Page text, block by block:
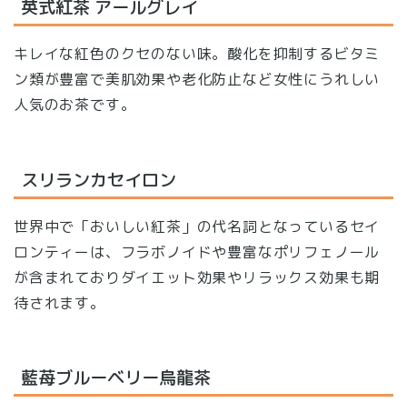
英式紅茶 アールグレイ
キレイな紅色のクセのない味。酸化を抑制するビタミ
ン類が豊富で美肌効果や老化防止など女性にうれしい
人気のお茶です。
スリランカセイロン
世界中で「おいしい紅茶」の代名詞となっているセイ
ロンティーは、フラボノイドや豊富なポリフェノール
が含まれておりダイエット効果やリラックス効果も期
待されます。
藍苺ブルーベリー烏龍茶